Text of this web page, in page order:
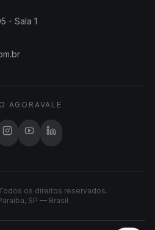
- Sala 1
AGORAVALE
os direitos reservados.
SP — Brasil